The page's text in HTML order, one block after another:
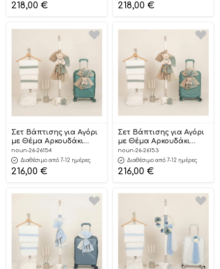
218,00 € 218,00 €
Σετ Βάπτισης για Αγόρι
με Θέμα Αρκουδάκι
Μπεζ Άμμου-Λαδί 26154
noun-26-26154
Διαθέσιμο από 7-12 ημέρες
216,00 €
Σετ Βάπτισης για Αγόρι
με Θέμα Αρκουδάκι
Μπεζ Άμμου-Λαδί 26153
noun-26-26153
Διαθέσιμο από 7-12 ημέρες
216,00 €